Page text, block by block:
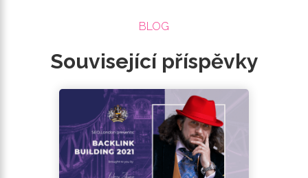
BLOG
Související příspěvky